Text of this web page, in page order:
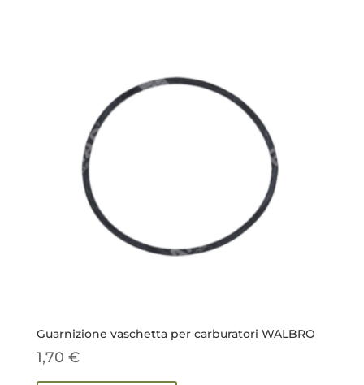
Guarnizione vaschetta per carburatori WALBRO
1,70 €